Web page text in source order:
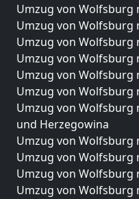
Umzug von Wolfsburg
Umzug von Wolfsburg
Umzug von Wolfsburg
Umzug von Wolfsburg
Umzug von Wolfsburg
Umzug von Wolfsburg
Umzug von Wolfsburg
und Herzegowina
Umzug von Wolfsburg
Umzug von Wolfsburg
Umzug von Wolfsburg
Umzug von Wolfsburg